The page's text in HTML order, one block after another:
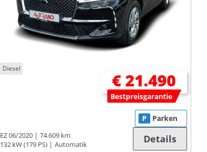
Diesel
€ 21.490
Bestpreisgarantie
EZ 06/2020
74.609 km
132 kW (179 PS)
Automatik
P Parken
Details